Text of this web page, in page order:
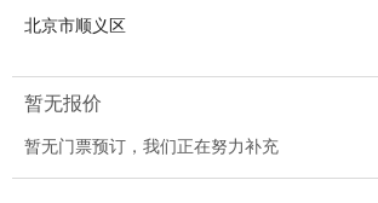
北京市顺义区
暂无报价
暂无门票预订，我们正在努力补充